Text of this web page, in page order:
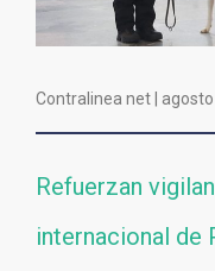
Contralinea net |
Refuerzan
internacional de